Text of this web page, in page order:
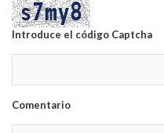
Introduce el código Captcha
Comentario